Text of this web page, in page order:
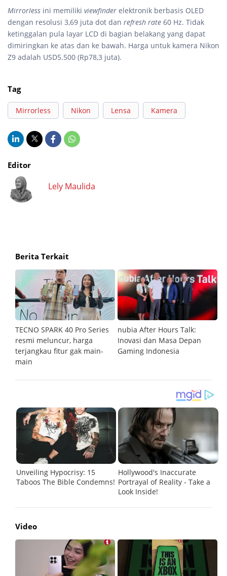
Mirrorless ini memiliki viewfinder elektronik berbasis OLED
dengan resolusi 3,69 juta dot dan refresh rate 60 Hz. Tidak
ketinggalan pula layar LCD di bagian belakang yang dapat
dimiringkan ke atas dan ke bawah. Harga untuk kamera Nikon
Z9 adalah USD5.500 (Rp78,3 juta).
Tag
Mirrorless Nikon Lensa Kamera
Editor
Lely Maulida
Berita Terkait
TECNO SPARK 40 Pro Series
resmi meluncur, harga
terjangkau fitur gak main-
main
nubia After Hours Talk:
Inovasi dan Masa Depan
Gaming Indonesia
Video